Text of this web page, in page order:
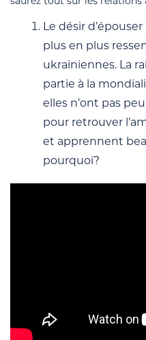
Le désir
plus en plus
ukrainiennes. La
partie à la
elles n’ont pas
pour retrouver
et apprennent
pourquoi?